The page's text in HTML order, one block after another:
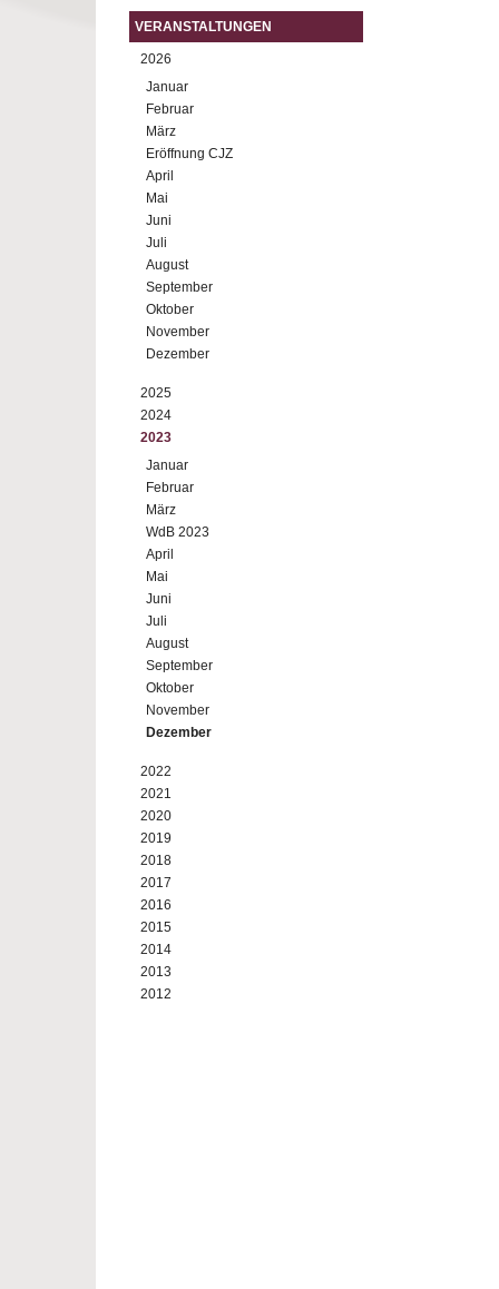
VERANSTALTUNGEN
2026
Januar
Februar
März
Eröffnung CJZ
April
Mai
Juni
Juli
August
September
Oktober
November
Dezember
2025
2024
2023
Januar
Februar
März
WdB 2023
April
Mai
Juni
Juli
August
September
Oktober
November
Dezember
2022
2021
2020
2019
2018
2017
2016
2015
2014
2013
2012